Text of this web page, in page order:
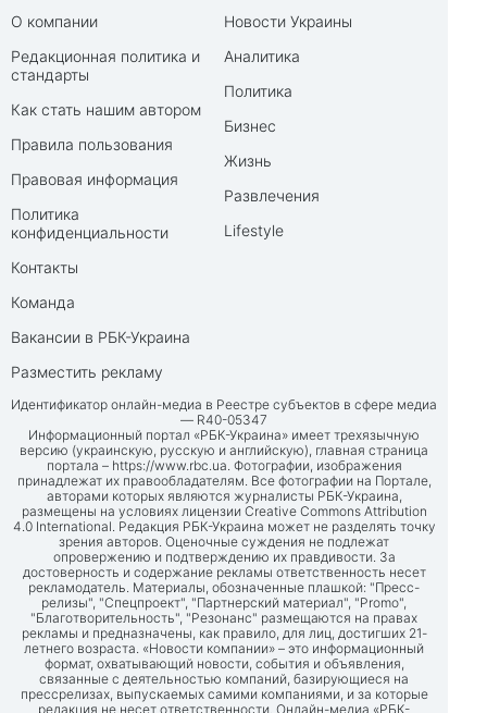
О компании
Редакционная политика и
стандарты
Как стать нашим автором
Правила пользования
Правовая информация
Политика
конфиденциальности
Контакты
Команда
Вакансии в РБК-Украина
Разместить рекламу
Новости Украины
Аналитика
Политика
Бизнес
Жизнь
Развлечения
Lifestyle
Идентификатор онлайн-медиа в Реестре субъектов в сфере медиа
— R40-05347
Информационный портал «РБК-Украина» имеет трехязычную
версию (украинскую, русскую и английскую), главная страница
портала – https://www.rbc.ua . Фотографии, изображения
принадлежат их правообладателям. Все фотографии на Портале,
авторами которых являются журналисты РБК-Украина,
размещены на условиях лицензии Creative Commons Attribution
4.0 International. Редакция РБК-Украина может не разделять точку
зрения авторов. Оценочные суждения не подлежат
опровержению и подтверждению их правдивости. За
достоверность и содержание рекламы ответственность несет
рекламодатель. Материалы, обозначенные плашкой: "Пресс-
релизы", "Спецпроект", "Партнерский материал", "Promo",
"Благотворительность", "Резонанс" размещаются на правах
рекламы и предназначены, как правило, для лиц, достигших 21-
летнего возраста. «Новости компании» – это информационный
формат, охватывающий новости, события и объявления,
связанные с деятельностью компаний, базирующиеся на
прессрелизах, выпускаемых самими компаниями, и за которые
редакция не несет ответственности. Онлайн-медиа «РБК-